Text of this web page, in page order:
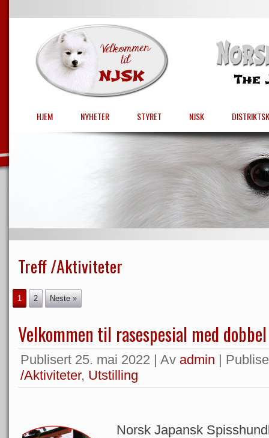
HJEM NYHETER STYRET NJSK
Treff /Aktiviteter
1 2 Neste »
Velkommen til rasespesial med
Publisert 25. mai 2022 | Av admin |
/Aktiviteter, Utstilling
Norsk Japansk